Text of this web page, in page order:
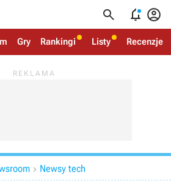
  
Gry Rankingi Listy Recenzje
 Newsy tech